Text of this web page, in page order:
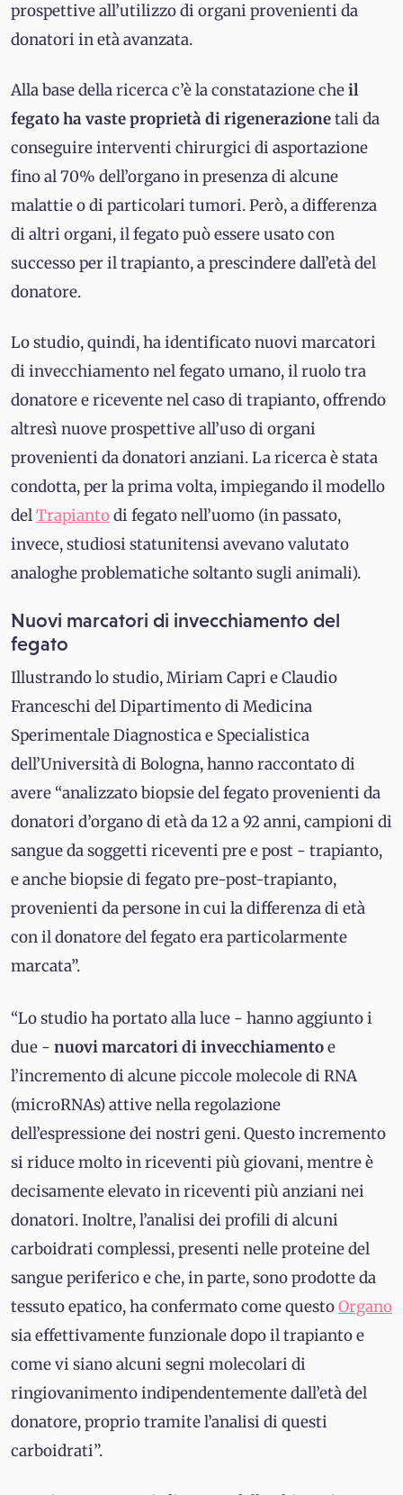
prospettive all’utilizzo di organi provenienti da
donatori in età avanzata.
Alla base della ricerca c’è la constatazione cheil
fegato ha vaste proprietà di rigenerazionetali da
conseguire interventi chirurgici di asportazione
fino al 70% dell’organo in presenza di alcune
malattie o di particolari tumori. Però, a differenza
di altri organi, il fegato può essere usato con
successo per il trapianto, a prescindere dall’età del
donatore.
Lo studio, quindi, ha identificato nuovi marcatori
di invecchiamento nel fegato umano, il ruolo tra
donatore e ricevente nel caso di trapianto, offrendo
altresì nuove prospettive all’uso di organi
provenienti da donatori anziani. La ricerca è stata
condotta, per la prima volta, impiegando il modello
delTrapiantodi fegato nell’uomo (in passato,
invece, studiosi statunitensi avevano valutato
analoghe problematiche soltanto sugli animali).
Nuovi marcatori di invecchiamento del
fegato
Illustrando lo studio, Miriam Capri e Claudio
Franceschi del Dipartimento di Medicina
Sperimentale Diagnostica e Specialistica
dell’Università di Bologna, hanno raccontato di
avere “analizzato biopsie del fegato provenienti da
donatori d’organo di età da 12 a 92 anni, campioni di
sangue da soggetti riceventi pre e post - trapianto,
e anche biopsie di fegato pre-post-trapianto,
provenienti da persone in cui la differenza di età
con il donatore del fegato era particolarmente
marcata”.
“Lo studio ha portato alla luce - hanno aggiunto i
due - nuovi marcatori di invecchiamentoe
l’incremento di alcune piccole molecole di RNA
(microRNAs) attive nella regolazione
dell’espressione dei nostri geni. Questo incremento
si riduce molto in riceventi più giovani, mentre è
decisamente elevato in riceventi più anziani nei
donatori. Inoltre, l’analisi dei profili di alcuni
carboidrati complessi, presenti nelle proteine del
sangue periferico e che, in parte, sono prodotte da
tessuto epatico, ha confermato come questoOrgano
sia effettivamente funzionale dopo il trapianto e
come vi siano alcuni segni molecolari di
ringiovanimento indipendentemente dall’età del
donatore, proprio tramite l’analisi di questi
carboidrati”.